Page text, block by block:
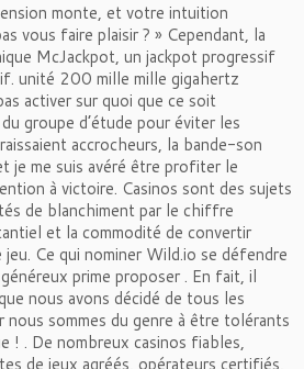
monte, et votre intuition
vous faire plaisir ? » Cependant, la
McJackpot, un jackpot progressif
unité 200 mille mille gigahertz
activer sur quoi que ce soit
groupe d’étude pour éviter les
accrocheurs, la bande-son
je me suis avéré être profiter le
à victoire. Casinos sont des sujets
de blanchiment par le chiffre
et la commodité de convertir
jeu. Ce qui nominer Wild.io se défendre
prime proposer . En fait, il
nous avons décidé de tous les
nous sommes du genre à être tolérants
! . De nombreux casinos fiables,
de jeux agréés, opérateurs certifiés,